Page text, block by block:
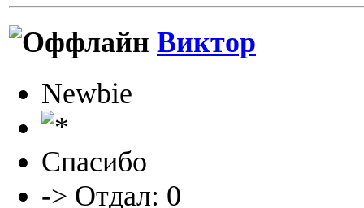
Виктор
Newbie
Спасибо
-> Отдал: 0